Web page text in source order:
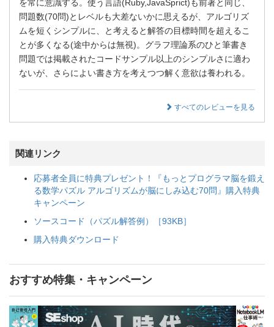
を常に意識する。使う言語(Ruby,JavaSprict)も前著と同じ、
問題数(70問)とレベルも大差ないかに思えるが、アルゴリズ
ムを短くシンプルに、と考えると解答の目標時間を超えるこ
とが多くなる(途中からは無視)。グラフ理論系のひと筆書き
問題では掲載されたコードサンプル以上のシンプルさに適わ
ないが、さらによい書き方を考えつつ解く意欲は養われる。
すべてのレビューを見る
関連リンク
応募者全員に特典プレゼント！『もっとプログラマ脳を鍛え
る数学パズル アルゴリズムが脳にしみ込む70問』購入特典
キャンペーン
ソースコード（パズル解答例）［93KB］
購入特典ダウンロード
おすすめ特集・キャンペーン